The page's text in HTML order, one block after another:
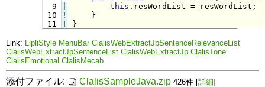
  9
10
11
!
!
this .resWordList = resWordList;
}
Link: LipliStyle MenuBar ClalisWebExtractJpSentenceRelevanceList
ClalisWebExtractJpSentenceList ClalisWebExtractJp ClalisTone
ClalisEmotional ClalisMecab
添付ファイル: ClalisSampleJava.zip 426件 [詳細]